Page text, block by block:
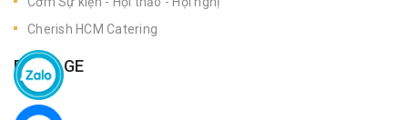
Cherish HCM Catering
FANPAGE